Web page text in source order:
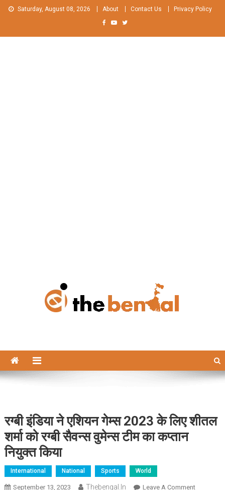
Skip
Saturday, August 08, 2026 About Contact Us Privacy Policy
रग्बी इंडिया ने एशियन गेम्स 2023 के लिए शीतल
शर्मा को रग्बी सैवन्स वुमेन्स टीम का कप्तान
नियुक्त किया
International National Sports World
September 13, 2023 Thebengal.in Leave A CommentOn